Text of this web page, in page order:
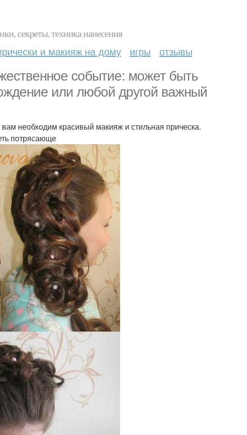
секреты, техника нанесения
и макияж на дому игры отзывы
событие: может быть
или любой другой важный
необходим красивый макияж и стильная прическа.
потрясающе